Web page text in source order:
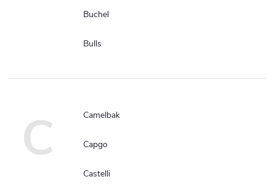
Buchel
Bulls
C Camelbak
Capgo
Castelli